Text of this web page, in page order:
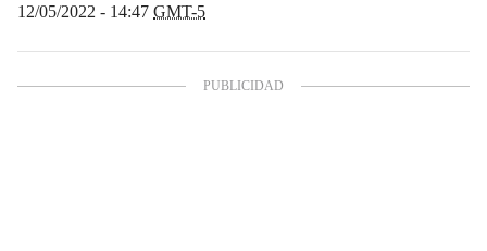
12/05/2022 - 14:47 GMT-5